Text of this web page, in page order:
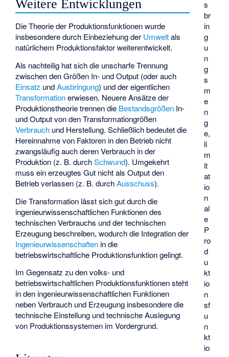
s
br
in
g
u
n
g
s
m
e
n
g
e,
li
m
it
at
io
n
al
e
P
ro
d
u
kt
io
n
sf
u
n
kt
io
Weitere Entwicklungen
Die Theorie der Produktionsfunktionen wurde
insbesondere durch Einbeziehung der Umweltals
natürlichem Produktionsfaktor weiterentwickelt.
Als nachteilig hat sich die unscharfe Trennung
zwischen den Größen In- und Output (oder auch
Einsatz undAusbringung) und der eigentlichen
Transformationerwiesen. Neuere Ansätze der
Produktionstheorie trennen die Bestandsgrößen In-
und Output von den Transformationgrößen
Verbrauch und Herstellung. Schließlich bedeutet die
Hereinnahme von Faktoren in den Betrieb nicht
zwangsläufig auch deren Verbrauch in der
Produktion (z. B. durchSchwund). Umgekehrt
muss ein erzeugtes Gut nicht als Output den
Betrieb verlassen (z. B. durchAusschuss).
Die Transformation lässt sich gut durch die
ingenieurwissenschaftlichen Funktionen des
technischen Verbrauchs und der technischen
Erzeugung beschreiben, wodurch die Integration der
Ingenieurwissenschaften in die
betriebswirtschaftliche Produktionsfunktion gelingt.
Im Gegensatz zu den volks- und
betriebswirtschaftlichen Produktionsfunktionen steht
in den ingenieurwissenschaftlichen Funktionen
neben Verbrauch und Erzeugung insbesondere die
technische Einstellung und technische Auslegung
von Produktionssystemen im Vordergrund.